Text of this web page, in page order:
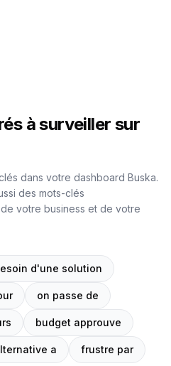
à surveiller sur
dans votre dashboard Buska.
des mots-clés
votre business et de votre
d'une solution
on passe de
budget approuve
a frustre par